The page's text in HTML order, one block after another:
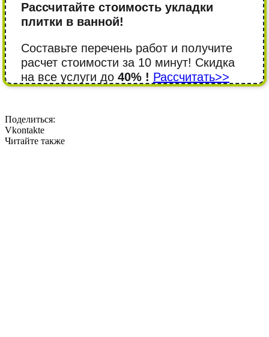
Рассчитайте стоимость укладки
плитки в ванной!
Составьте перечень работ и получите
расчет стоимости за 10 минут! Cкидка
на все услуги до 40% ! Рассчитать>>
Поделиться:
Vkontakte
Читайте также